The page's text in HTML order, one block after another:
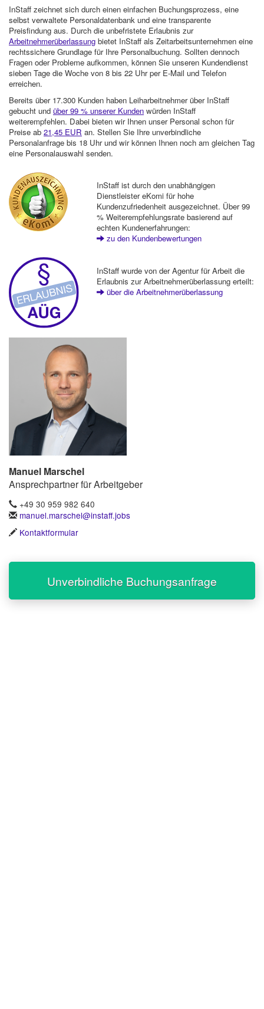
InStaff zeichnet sich durch einen einfachen Buchungsprozess, eine
selbst verwaltete Personaldatenbank und eine transparente
Preisfindung aus. Durch die unbefristete Erlaubnis zur
Arbeitnehmerüberlassung bietet InStaff als Zeitarbeitsunternehmen eine
rechtssichere Grundlage für Ihre Personalbuchung. Sollten dennoch
Fragen oder Probleme aufkommen, können Sie unseren Kundendienst
sieben Tage die Woche von 8 bis 22 Uhr per E-Mail und Telefon
erreichen.
Bereits über 17.300 Kunden haben Leiharbeitnehmer über InStaff
gebucht und über 99 % unserer Kunden würden InStaff
weiterempfehlen. Dabei bieten wir Ihnen unser Personal schon für
Preise ab 21,45 EUR an. Stellen Sie Ihre unverbindliche
Personalanfrage bis 18 Uhr und wir können Ihnen noch am gleichen Tag
eine Personalauswahl senden.
InStaff ist durch den unabhängigen
Dienstleister eKomi für hohe
Kundenzufriedenheit ausgezeichnet. Über 99
% Weiterempfehlungsrate basierend auf
echten Kundenerfahrungen:
zu den Kundenbewertungen
InStaff wurde von der Agentur für Arbeit die
Erlaubnis zur Arbeitnehmerüberlassung erteilt:
über die Arbeitnehmerüberlassung
Manuel Marschel
Ansprechpartner für Arbeitgeber
+49 30 959 982 640
manuel.marschel@instaff.jobs
Kontaktformular
Unverbindliche Buchungsanfrage